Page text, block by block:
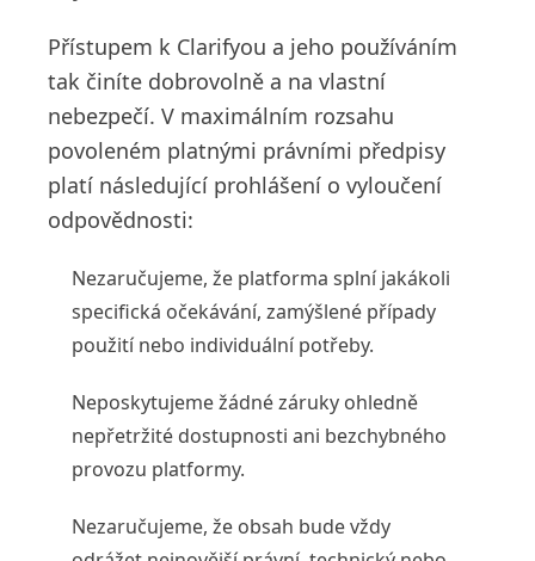
Přístupem k Clarifyou a jeho používáním
tak činíte dobrovolně a na vlastní
nebezpečí. V maximálním rozsahu
povoleném platnými právními předpisy
platí následující prohlášení o vyloučení
odpovědnosti:
Nezaručujeme, že platforma splní jakákoli
specifická očekávání, zamýšlené případy
použití nebo individuální potřeby.
Neposkytujeme žádné záruky ohledně
nepřetržité dostupnosti ani bezchybného
provozu platformy.
Nezaručujeme, že obsah bude vždy